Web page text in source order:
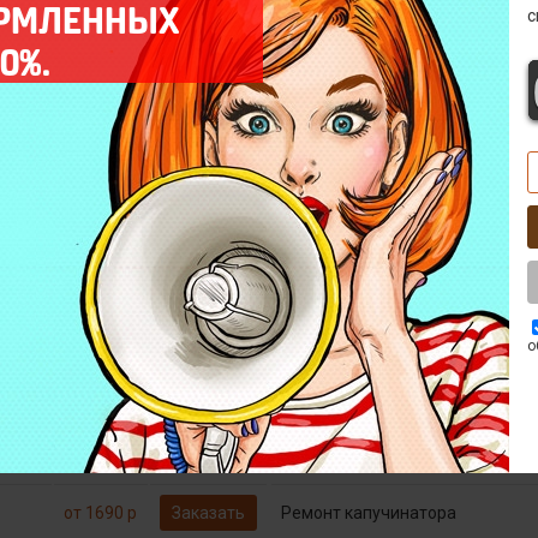
от 790 р Декофенация
Бесплатно* Заказать Диагностика
от 1790 р Заказать Замена микровыключателей
от 1490 р Заказать Замена тена
от 690 р Заказать Комплексная профилактика
от 1690 р Заказать Ремонт капучинатора